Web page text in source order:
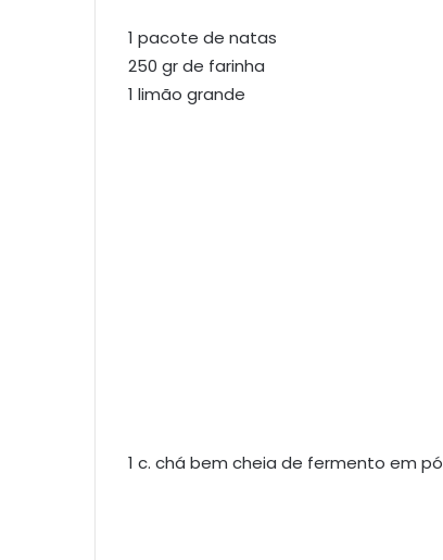
1 pacote de natas
250 gr de farinha
1 limão grande
1 c. chá bem cheia de fermento em pó